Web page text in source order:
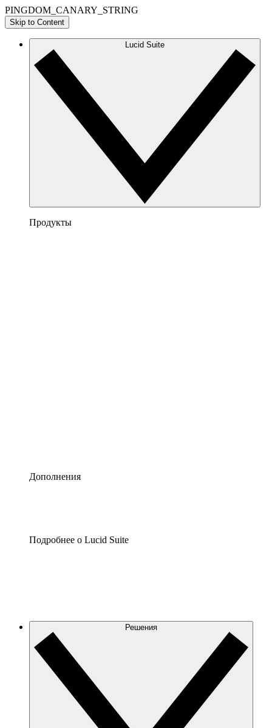
PINGDOM_CANARY_STRING
Skip to Content
Lucid Suite
Продукты
Дополнения
Подробнее о Lucid Suite
Решения